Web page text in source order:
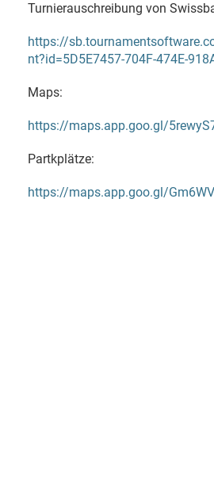
Turnierauschreibung von
https://
nt?id=5D5E7457-704F-474E-
Maps:
https://maps.app.goo.gl/
Partkplätze:
https://maps.app.goo.gl/